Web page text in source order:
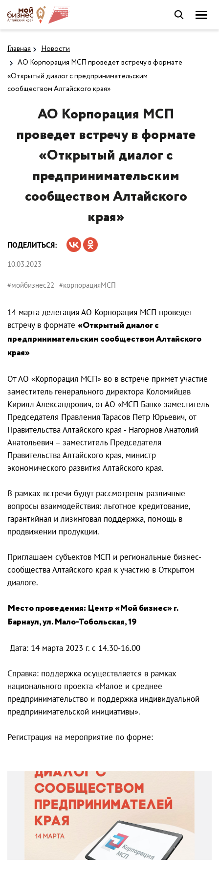
Главная
Новости
АО Корпорация МСП проведет встречу в формате
«Открытый диалог с предпринимательским
сообществом Алтайского края»
АО Корпорация МСП
проведет встречу в формате
«Открытый диалог с
предпринимательским
сообществом Алтайского
края»
ПОДЕЛИТЬСЯ:
10.03.2023
#мойбизнес22 #корпорацияМСП
14 марта делегация АО Корпорация МСП проведет
встречу в формате «Открытый диалог с
предпринимательским сообществом Алтайского
края»
От АО «Корпорация МСП» во в встрече примет участие
заместитель генерального директора Коломийцев
Кирилл Александрович, от АО «МСП Банк» заместитель
Председателя Правления Тарасов Петр Юрьевич, от
Правительства Алтайского края - Нагорнов Анатолий
Анатольевич – заместитель Председателя
Правительства Алтайского края, министр
экономического развития Алтайского края.
В рамках встречи будут рассмотрены различные
вопросы взаимодействия: льготное кредитование,
гарантийная и лизинговая поддержка, помощь в
продвижении продукции.
Приглашаем субъектов МСП и региональные бизнес-
сообщества Алтайского края к участию в Открытом
диалоге.
Место проведения: Центр «Мой бизнес» г.
Барнаул, ул. Мало-Тобольская, 19
Дата: 14 марта 2023 г. с 14.30-16.00
Справка: поддержка осуществляется в рамках
национального проекта «Малое и среднее
предпринимательство и поддержка индивидуальной
предпринимательской инициативы».
Регистрация на мероприятие по форме: